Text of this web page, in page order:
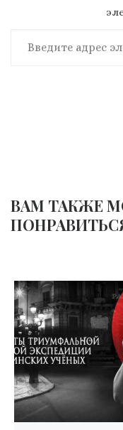
Введите адрес
ВАМ ТАКЖЕ